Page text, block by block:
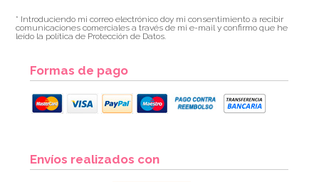
* Introduciendo mi correo electrónico doy mi consentimiento a recibir
comunicaciones comerciales a través de mi e-mail y confirmo que he
leído la política de Protección de Datos.
Formas de pago
Envíos realizados con